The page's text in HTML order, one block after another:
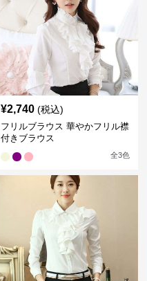
¥2,740 (税込)
フリルブラウス 華やかフリル襟
付きブラウス
全3色